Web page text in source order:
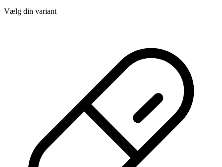
Vælg din variant